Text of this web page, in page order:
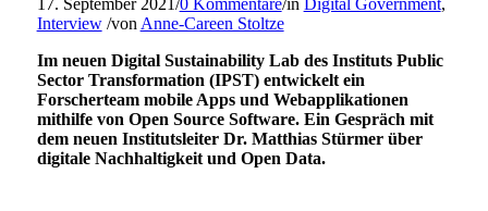
17. September 2021/0 Kommentare/in Digital Government,
Interview /von Anne-Careen Stoltze
Im neuen Digital Sustainability Lab des Instituts Public
Sector Transformation (IPST) entwickelt ein
Forscherteam mobile Apps und Webapplikationen
mithilfe von Open Source Software. Ein Gespräch mit
dem neuen Institutsleiter Dr. Matthias Stürmer über
digitale Nachhaltigkeit und Open Data.